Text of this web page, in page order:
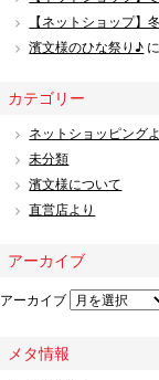
【ネットショップ】
濱文様のひな祭り♪
カテゴリー
ネットショッピング
未分類
濱文様について
直営店より
アーカイブ
アーカイブ
メタ情報